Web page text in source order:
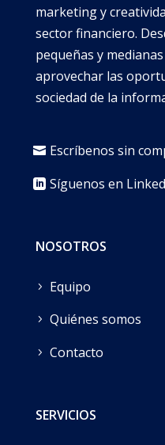
marketing y
sector financiero.
pequeñas y
aprovechar las
sociedad de la
Escríbenos sin
Síguenos en
NOSOTROS
Equipo
Quiénes somos
Contacto
SERVICIOS